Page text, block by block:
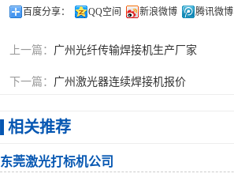
百度分享： QQ空间 新浪微博 腾讯微博
上一篇： 广州光纤传输焊接机生产厂家
下一篇： 广州激光器连续焊接机报价
相关推荐
东莞激光打标机公司